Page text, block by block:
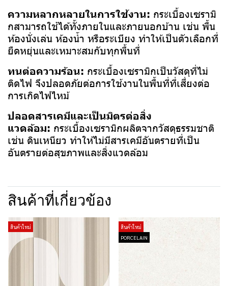
ความหลากหลายในการใช้งาน: กระเบื้องเซรามิ
กสามารถใช้ได้ทั้งภายในและภายนอกบ้าน เช่น พื้น
ห้องนั่งเล่น ห้องน้ำ หรือระเบียง ทำให้เป็นตัวเลือกที่
ยืดหยุ่นและเหมาะสมกับทุกพื้นที่
ทนต่อความร้อน: กระเบื้องเซรามิกเป็นวัสดุที่ไม่
ติดไฟ จึงปลอดภัยต่อการใช้งานในพื้นที่ที่เสี่ยงต่อ
การเกิดไฟไหม้
ปลอดสารเคมีและเป็นมิตรต่อสิ่ง
แวดล้อม: กระเบื้องเซรามิกผลิตจากวัสดุธรรมชาติ
เช่น ดินเหนียว ทำให้ไม่มีสารเคมีอันตรายที่เป็น
อันตรายต่อสุขภาพและสิ่งแวดล้อม
สินค้าที่เกี่ยวข้อง
สินค้าใหม่
สินค้าใหม่
PORCELAIN